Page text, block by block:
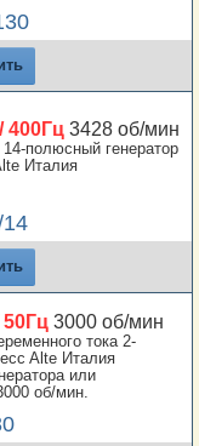
400Гц 3428 об/мин
полюсный генератор
Италия
3000 об/мин
тока 2-
Alte Италия
или
об/мин.